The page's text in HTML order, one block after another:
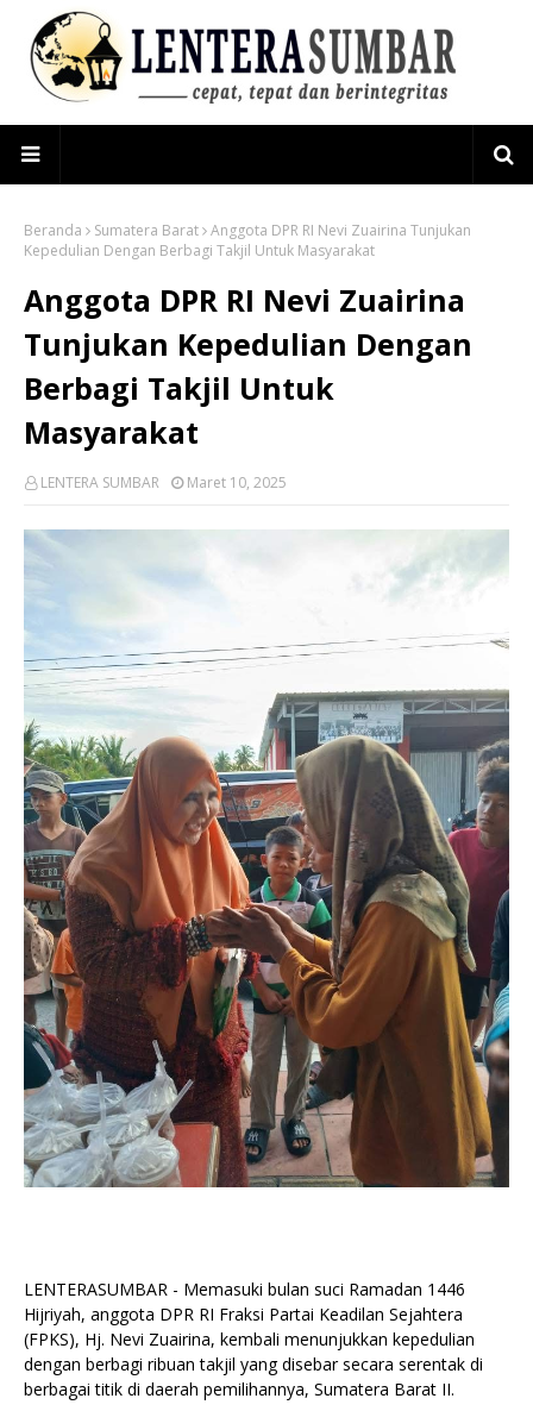
Beranda Sumatera Barat Anggota DPR RI Nevi Zuairina Tunjukan
Kepedulian Dengan Berbagi Takjil Untuk Masyarakat
Anggota DPR RI Nevi Zuairina
Tunjukan Kepedulian Dengan
Berbagi Takjil Untuk
Masyarakat
LENTERA SUMBAR Maret 10, 2025
LENTERASUMBAR - Memasuki bulan suci Ramadan 1446
Hijriyah, anggota DPR RI Fraksi Partai Keadilan Sejahtera
(FPKS), Hj. Nevi Zuairina, kembali menunjukkan kepedulian
dengan berbagi ribuan takjil yang disebar secara serentak di
berbagai titik di daerah pemilihannya, Sumatera Barat II.